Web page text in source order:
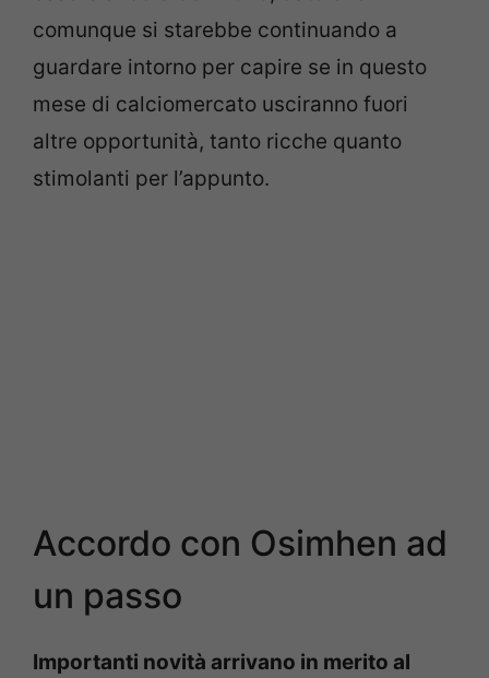
comunque si starebbe continuando a
guardare intorno per capire se in questo
mese di calciomercato usciranno fuori
altre opportunità, tanto ricche quanto
stimolanti per l’appunto.
Accordo con Osimhen ad
un passo
Importanti novità arrivano in merito al